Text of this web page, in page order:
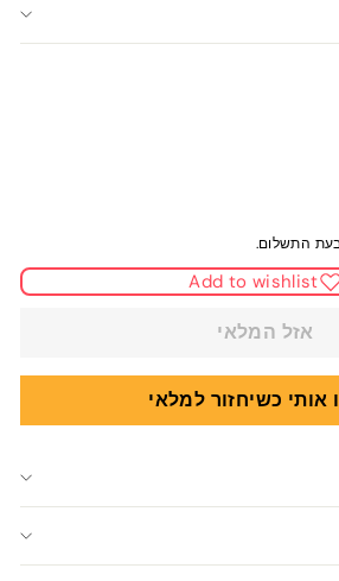
התשלום.
Add to wishlist
אזל המלאי
אותי כשיחזור למלאי